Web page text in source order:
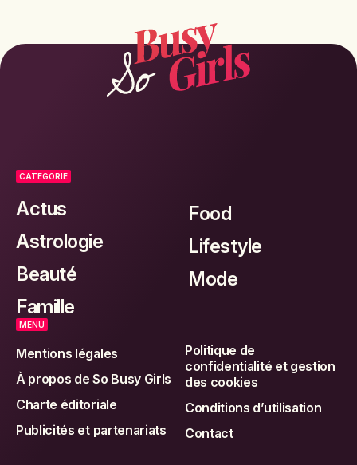
CATEGORIE
Actus
Astrologie
Beauté
Famille
Food
Lifestyle
Mode
MENU
Mentions légales
À propos de So Busy Girls
Charte éditoriale
Publicités et partenariats
Politique de
confidentialité et gestion
des cookies
Conditions d’utilisation
Contact